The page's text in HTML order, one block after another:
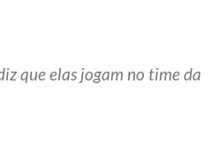
que elas jogam no time da